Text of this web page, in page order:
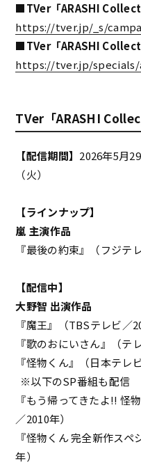
■TVer「ARASHI
https://tver.jp/_s/
■TVer「ARASHI
https://tver.jp/
TVer「ARASHI
【配信期間】 2026年5月
（火）
【ラインナップ】
嵐 主演作品
『最後の約束』（フジ
【配信中】
大野智 出演作品
『魔王』（TBSテレビ／
『歌のおにいさん』（テ
『怪物くん』（日本テレ
※以下のSP番組も配信
『もう帰ってきたよ!! 怪
／2010年）
『怪物くん 完全新作ス
年）